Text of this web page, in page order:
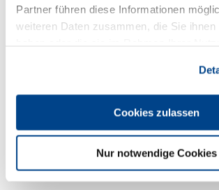
Partner führen diese Informationen
weiteren Daten zusammen, die Sie ihnen
Cookies zulassen
Nur notwendige Cookies
Kooperationspartner
Tourismusorganisationen
Bayern Tourismus Marketing
DEHOGA-Familie
Bundesverband
Fachverbände